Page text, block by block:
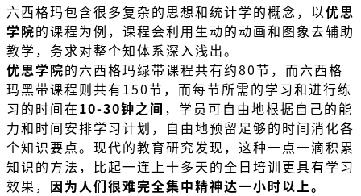
六西格玛包含很多复杂的思想和统计学的概念，以优思
学院的课程为例，课程会利用生动的动画和图象去辅助
教学，务求对整个知体系深入浅出。
优思学院的六西格玛绿带课程共有约80节，而六西格
玛黑带课程则共有150节，而每节所需的学习和进行练
习的时间在10-30钟之间 ，学员可自由地根据自己的能
力和时间安排学习计划，自由地预留足够的时间消化各
个知识要点。现代的教育研究发现，这种一点一滴积累
知识的方法，比起一连上十多天的全日培训更具有学习
效果， 因为人们很难完全集中精神达一小时以上。